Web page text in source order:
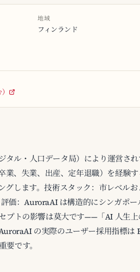
地域
フィンランド
ル・人口データ局）により運営さ
、失業、出産、定年退職）を経験
します。技術スタック：市レベル
価：AuroraAI は構造的にシンガポ
プトの影響は莫大です——「AI 人生
の実際のユーザー採用指標は
です。